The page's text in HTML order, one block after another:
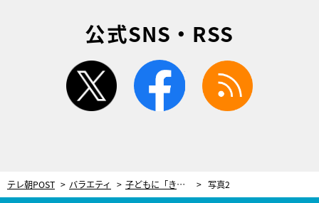
公式SNS・RSS
twitter facebook
テレ朝POST バラエティ 子どもに「きょうだいがほしい」と言われたときどうする？釈由美子「図書館で…」と経験語る 写真2